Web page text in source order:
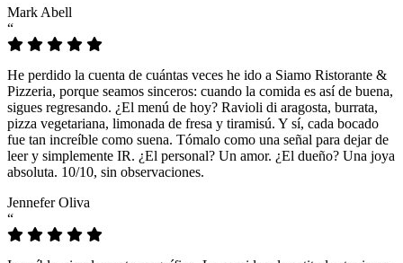
Mark Abell
“
He perdido la cuenta de cuántas veces he ido a Siamo Ristorante &
Pizzeria, porque seamos sinceros: cuando la comida es así de buena,
sigues regresando. ¿El menú de hoy? Ravioli di aragosta, burrata,
pizza vegetariana, limonada de fresa y tiramisú. Y sí, cada bocado
fue tan increíble como suena. Tómalo como una señal para dejar de
leer y simplemente IR. ¿El personal? Un amor. ¿El dueño? Una joya
absoluta. 10/10, sin observaciones.
Jennefer Oliva
“